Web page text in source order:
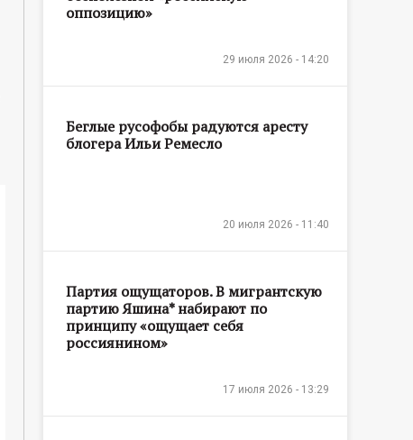
оппозицию»
29 июля 2026 - 14:20
Беглые русофобы радуются аресту
блогера Ильи Ремесло
20 июля 2026 - 11:40
Партия ощущаторов. В мигрантскую
партию Яшина* набирают по
принципу «ощущает себя
россиянином»
17 июля 2026 - 13:29